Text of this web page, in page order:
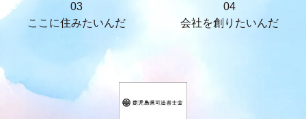
03
ここに住みたいんだ
04
会社を創りたいんだ